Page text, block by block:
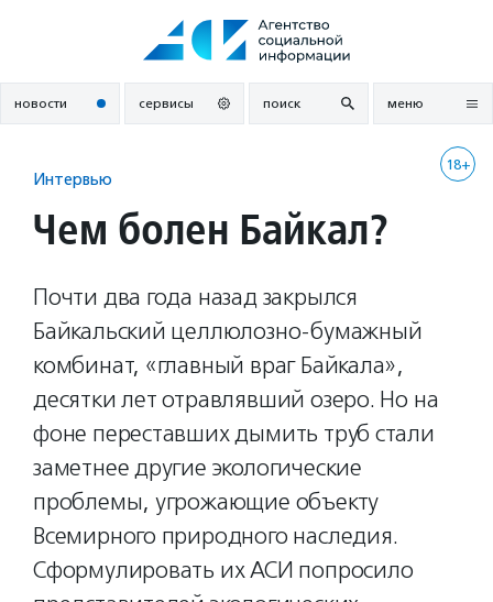
новости сервисы поиск меню
18+
Интервью
Чем болен Байкал?
Почти два года назад закрылся
Байкальский целлюлозно-бумажный
комбинат, «главный враг Байкала»,
десятки лет отравлявший озеро. Но на
фоне переставших дымить труб стали
заметнее другие экологические
проблемы, угрожающие объекту
Всемирного природного наследия.
Сформулировать их АСИ попросило